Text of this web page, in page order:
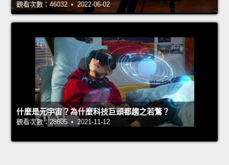
觀看次數：46032 • 2022-06-02
什麼是元宇宙？為什麼科技巨頭都趨之若鶩？
觀看次數：28805 • 2021-11-12